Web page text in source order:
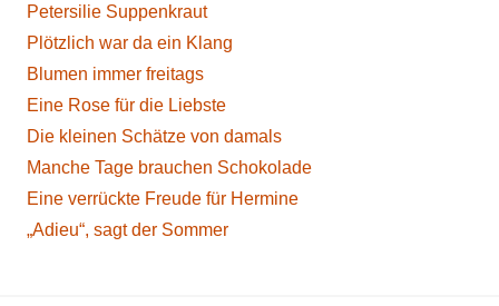
Petersilie Suppenkraut
Plötzlich war da ein Klang
Blumen immer freitags
Eine Rose für die Liebste
Die kleinen Schätze von damals
Manche Tage brauchen Schokolade
Eine verrückte Freude für Hermine
„Adieu“, sagt der Sommer